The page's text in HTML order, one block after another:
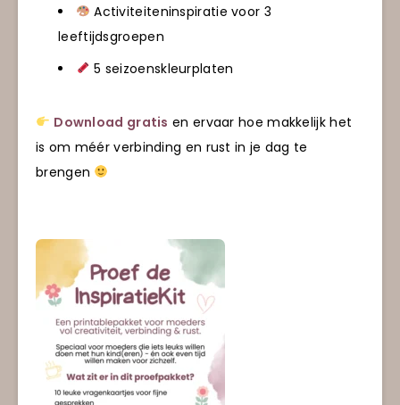
Activiteiteninspiratie voor 3
leeftijdsgroepen
5 seizoenskleurplaten
Download gratis en ervaar hoe makkelijk het
is om méér verbinding en rust in je dag te
brengen